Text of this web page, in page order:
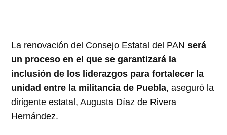
La renovación del Consejo Estatal del PANserá
un proceso en el que se garantizará la
inclusión de los liderazgos para fortalecer la
unidad entre la militancia de Puebla, aseguró la
dirigente estatal, Augusta Díaz de Rivera
Hernández.